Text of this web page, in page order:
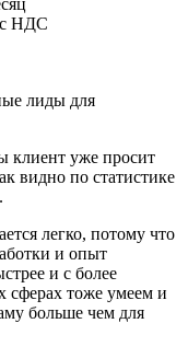
с НДС
клиент уже просит
видно по статистике
легко, потому что
и опыт
и с более
сферах тоже умеем и
больше чем для